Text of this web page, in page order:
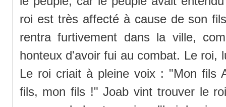
roi est très affecté à cause de son
rentra furtivement dans la ville,
honteux d'avoir fui au combat. Le roi,
Le roi criait à pleine voix : "Mon fils
fils, mon fils !" Joab vint trouver le